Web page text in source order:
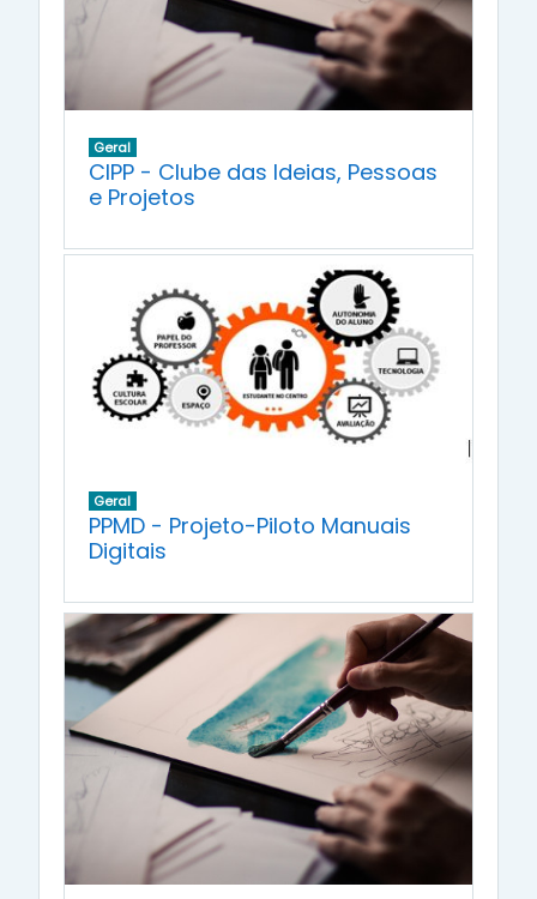
Geral
CIPP - Clube das Ideias, Pessoas
e Projetos
Geral
PPMD - Projeto-Piloto Manuais
Digitais